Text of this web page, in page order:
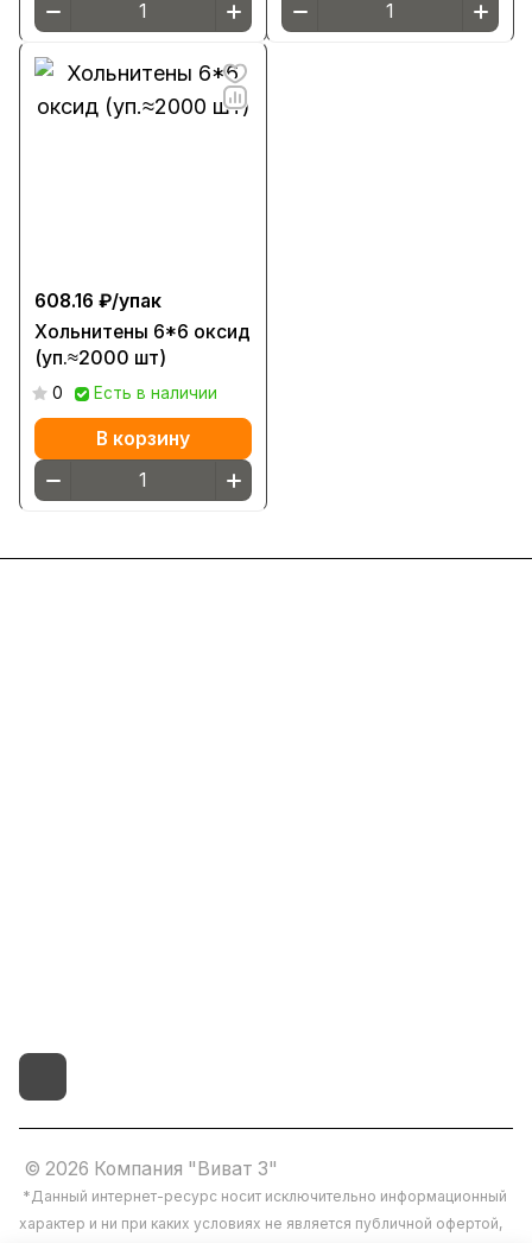
608.16 ₽/упак
Хольнитены 6*6 оксид
(уп.≈2000 шт)
0 Есть в наличии
В корзину
© 2026 Компания "Виват 3"
*Данный интернет-ресурс носит исключительно информационный
характер и ни при каких условиях не является публичной офертой,